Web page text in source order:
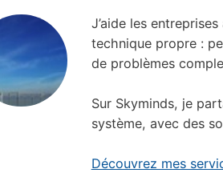
J’aide les
technique propre :
de problèmes
Sur Skyminds, je
système, avec des
Découvrez mes